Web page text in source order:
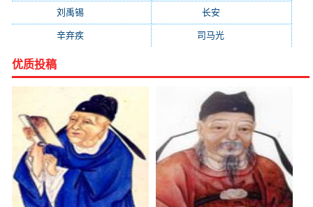
刘禹锡 长安(695)
辛弃疾 司马光
优质投稿